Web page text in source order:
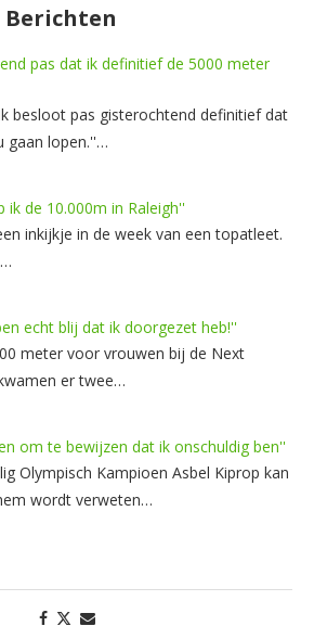
pas dat ik definitief de 5000 meter
besloot pas gisterochtend definitief dat
gaan lopen.''…
ik de 10.000m in Raleigh''
inkijkje in de week van een topatleet.
echt blij dat ik doorgezet heb!''
meter voor vrouwen bij de Next
er twee…
om te bewijzen dat ik onschuldig ben''
Olympisch Kampioen Asbel Kiprop kan
wordt verweten…